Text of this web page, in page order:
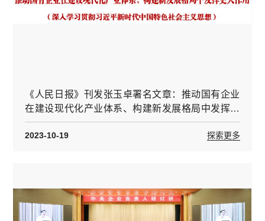
《人民日报》刊发张玉卓署名文章：推动国有企业
在建设现代化产业体系、构建新发展格局中发挥更
大作用
2023-10-19 探索更多